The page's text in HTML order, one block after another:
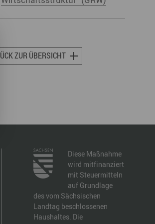
ZUR ÜBERSICHT
Diese Maßnahme
wird mitfinanziert
mit Steuermitteln
auf Grundlage
des vom Sächsischen
Landtag beschlossenen
Haushaltes. Die